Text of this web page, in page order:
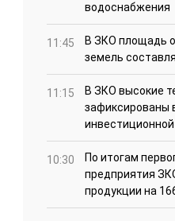
водоснабжения
11:45
В ЗКО площадь
земель
11:15
В ЗКО высокие
зафиксированы
10:30
По итогам
предприятия
продукции на